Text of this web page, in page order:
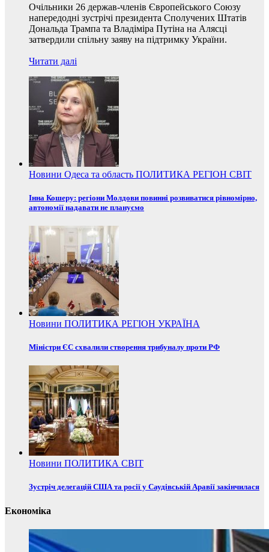
Очільники 26 держав-членів Європейського Союзу
напередодні зустрічі президента Сполучених Штатів
Дональда Трампа та Владіміра Путіна на Алясці
затвердили спільну заяву на підтримку України.
Читати далі
Новини Одеса та область ПОЛИТИКА РЕГІОН СВІТ
Інна Кошеру: регіони Молдови повинні розвиватися рівномірно,
автономії надавати не плануємо
Новини ПОЛИТИКА РЕГІОН УКРАЇНА
Міністри ЄС схвалили створення трибуналу проти РФ
Новини ПОЛИТИКА СВІТ
Зустріч делегацій США та росії у Саудівській Аравії закінчилася
Економіка